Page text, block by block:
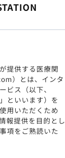
提供する医療関
）とは、インタ
ビス（以下、
といいます）を
用いただくため
報提供を目的とし
項をご熟読いた